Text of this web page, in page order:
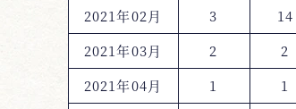
2021年02月
3 14
2021年03月
2 2
2021年04月
1 1